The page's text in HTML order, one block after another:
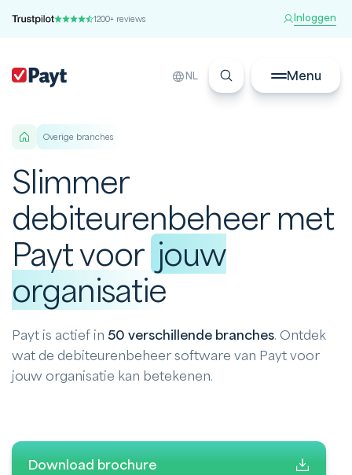
1200+ reviews Inloggen
NL Menu
Overige branches
Slimmer
debiteurenbeheer met
Payt voor jouw
organisatie
Payt is actief in 50 verschillende branches. Ontdek
wat de debiteurenbeheer software van Payt voor
jouw organisatie kan betekenen.
Download brochure